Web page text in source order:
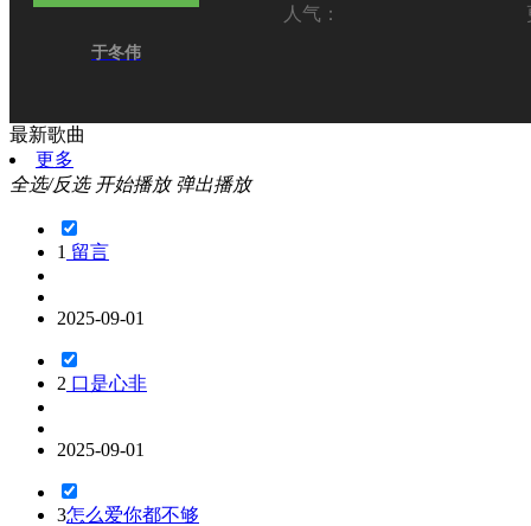
于冬伟
人气：
最新歌曲
更多
全选/反选 开始播放 弹出播放
1 留言
2025-09-01
2 口是心非
2025-09-01
3怎么爱你都不够